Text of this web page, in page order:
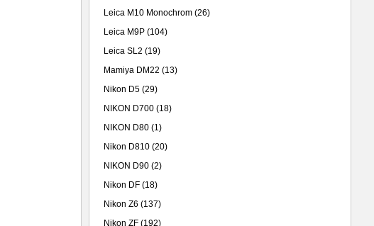
Leica M10 Monochrom (26)
Leica M9P (104)
Leica SL2 (19)
Mamiya DM22 (13)
Nikon D5 (29)
NIKON D700 (18)
NIKON D80 (1)
Nikon D810 (20)
NIKON D90 (2)
Nikon DF (18)
Nikon Z6 (137)
Nikon ZF (192)